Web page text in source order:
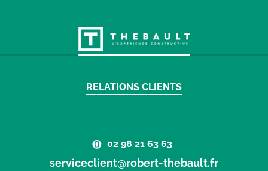
RELATIONS CLIENTS
02 98 21 63 63
serviceclient@robert-thebault.fr